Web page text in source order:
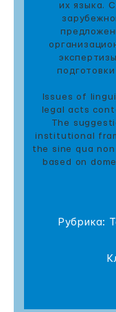
их языка.
Issues of
legal acts
The
institutional
the sine qua
based on
Рубрика: